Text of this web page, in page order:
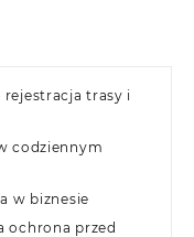
trasy i
codziennym
w biznesie
ochrona przed